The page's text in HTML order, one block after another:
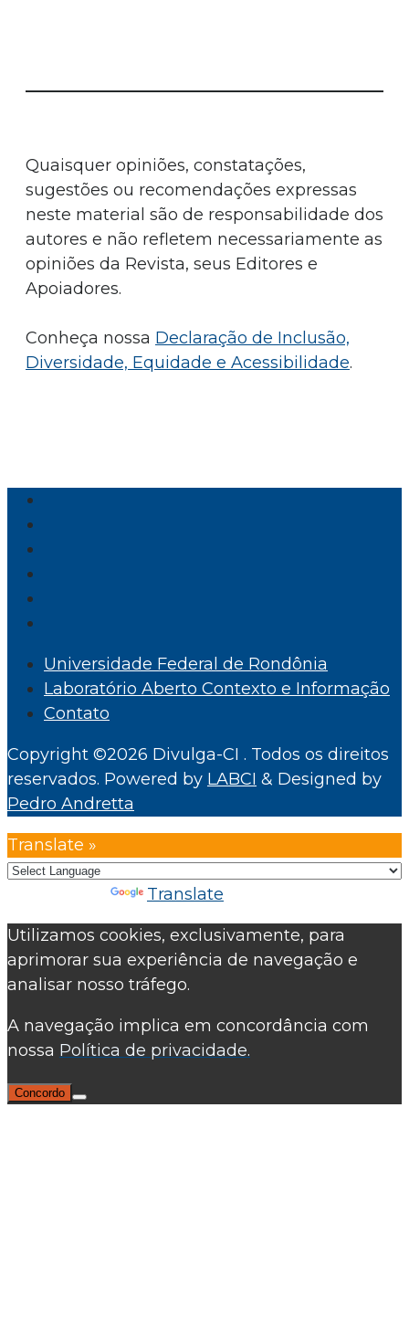
Quaisquer opiniões, constatações,
sugestões ou recomendações expressas
neste material são de responsabilidade dos
autores e não refletem necessariamente as
opiniões da Revista, seus Editores e
Apoiadores.
Conheça nossa Declaração de Inclusão,
Diversidade, Equidade e Acessibilidade.
Universidade Federal de Rondônia
Laboratório Aberto Contexto e Informação
Contato
Copyright ©2026 Divulga-CI . Todos os direitos
reservados. Powered by LABCI & Designed by
Pedro Andretta
Translate »
Translate
Utilizamos cookies, exclusivamente, para
aprimorar sua experiência de navegação e
analisar nosso tráfego.
A navegação implica em concordância com
nossa Política de privacidade.
Concordo